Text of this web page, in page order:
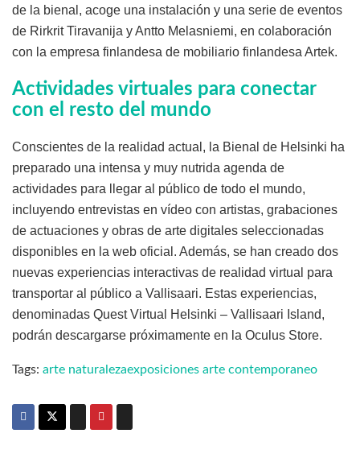
de la bienal, acoge una instalación y una serie de eventos
de Rirkrit Tiravanija y Antto Melasniemi, en colaboración
con la empresa finlandesa de mobiliario finlandesa Artek.
Actividades virtuales para conectar
con el resto del mundo
Conscientes de la realidad actual, la Bienal de Helsinki ha
preparado una intensa y muy nutrida agenda de
actividades para llegar al público de todo el mundo,
incluyendo entrevistas en vídeo con artistas, grabaciones
de actuaciones y obras de arte digitales seleccionadas
disponibles en la web oficial. Además, se han creado dos
nuevas experiencias interactivas de realidad virtual para
transportar al público a Vallisaari. Estas experiencias,
denominadas Quest Virtual Helsinki – Vallisaari Island,
podrán descargarse próximamente en la Oculus Store.
Tags: arte naturalezaexposiciones arte contemporaneo